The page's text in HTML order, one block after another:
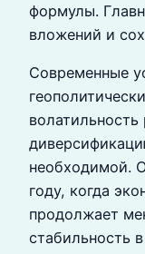
формулы.
вложений и
Современные
необходимой.
году, когда
продолжает
стабильность